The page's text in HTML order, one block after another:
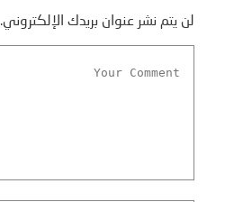
لن يتم نشر عنوان بريدك الإلكتروني.